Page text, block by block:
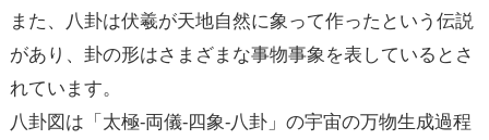
また、八卦は伏羲が天地自然に象って作ったという伝説
があり、卦の形はさまざまな事物事象を表しているとさ
れています。
八卦図は「太極-両儀-四象-八卦」の宇宙の万物生成過程